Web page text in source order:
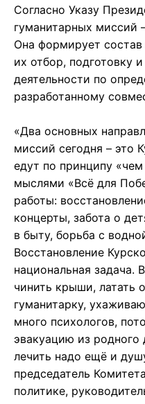
Согласно Указу
гуманитарных миссий
Она формирует состав
их отбор, подготовку
деятельности по
разработанному
«Два основных
миссий сегодня – это
едут по принципу
мыслями «Всё для
работы:
концерты, забота о
в быту, борьба с
Восстановление
национальная задача.
чинить крыши, латать
гуманитарку,
много психологов,
эвакуацию из
лечить надо ещё и
председатель
политике,